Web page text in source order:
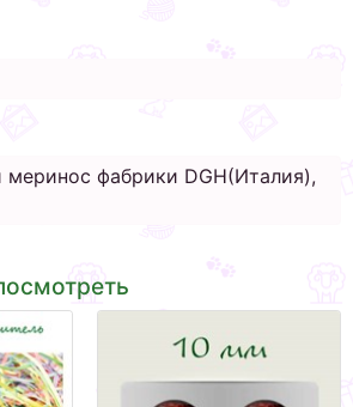
меринос фабрики DGH(Италия),